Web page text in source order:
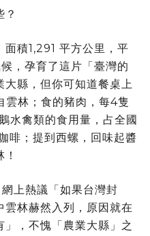
？
積1,291 平方公里，平
，孕育了這片「臺灣的
縣，但你可知道餐桌上
雲林；食的豬肉，每4隻
水禽類的食用量，占全國
啡；提到西螺，回味起醬
上熱議「如果台灣封
林赫然入列，原因就在
」，不愧「農業大縣」之